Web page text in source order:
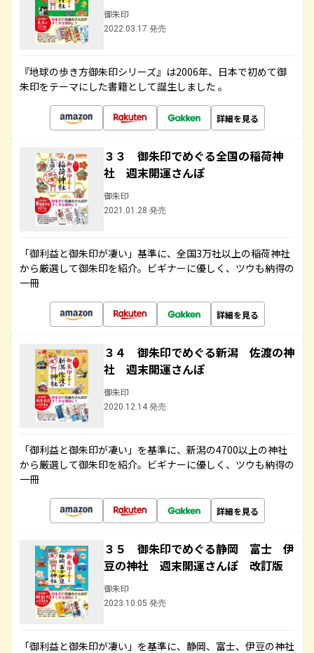
御朱印
2022.03.17 発売
『地球の歩き方御朱印シリーズ』は2006年、日本で初めて御
朱印をテーマにした書籍として誕生しました 。
詳細を見る
３３ 御朱印でめぐる全国の稲荷神
社 週末開運さんぽ
御朱印
2021.01.28 発売
「御利益と御朱印が凄い」基準に、全国3万社以上の稲荷神社
から厳選して御朱印を紹介。ビギナーに優しく、ツウも納得の
一冊
詳細を見る
３４ 御朱印でめぐる新潟 佐渡の神
社 週末開運さんぽ
御朱印
2020.12.14 発売
「御利益と御朱印が凄い」を基準に、新潟の4700以上の神社
から厳選して御朱印を紹介。ビギナーに優しく、ツウも納得の
一冊
詳細を見る
３５ 御朱印でめぐる静岡 富士 伊
豆の神社 週末開運さんぽ 改訂版
御朱印
2023.10.05 発売
「御利益と御朱印が凄い」を基準に、静岡、富士、伊豆の神社